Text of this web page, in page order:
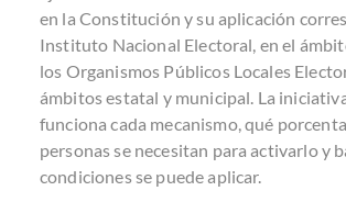
en la Constitución y su aplicación
Instituto Nacional Electoral, en el
los Organismos Públicos Locales
ámbitos estatal y municipal. La
funciona cada mecanismo, qué
personas se necesitan para activarlo y
condiciones se puede aplicar.